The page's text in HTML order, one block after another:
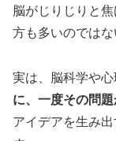
脳がじりじりと
方も多いのではな
実は、脳科学や心
に、一度その問題
アイデアを生み